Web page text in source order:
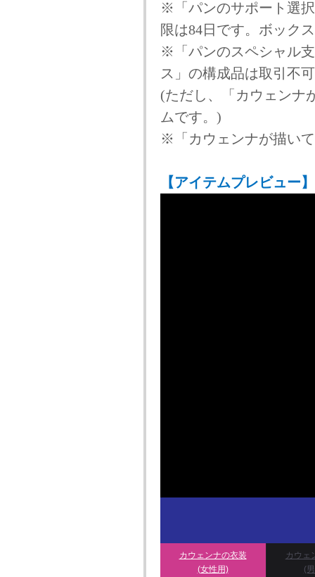
※「パンのサポート選
限は84日です。ボック
※「パンのスペシャル
ス」の構成品は取引不
(ただし、「カウェンナ
ムです。)
※「カウェンナが描い
【アイテムプレビュー】
カウェンナの衣装
(女性用)
カウェ
(